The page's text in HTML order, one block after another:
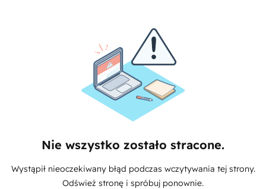
Nie wszystko zostało stracone.
Wystąpił nieoczekiwany błąd podczas wczytywania tej strony.
Odśwież stronę i spróbuj ponownie.